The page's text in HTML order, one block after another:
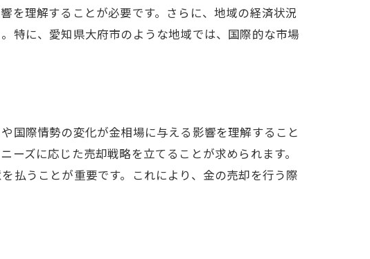
を理解することが必要です。さらに、地域の経済状況
特に、愛知県大府市のような地域では、国際的な市場
国際情勢の変化が金相場に与える影響を理解すること
ズに応じた売却戦略を立てることが求められます。
払うことが重要です。これにより、金の売却を行う際